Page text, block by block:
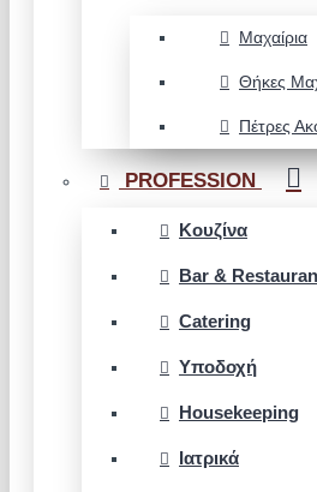
Μαχαίρια
Θήκες
Πέτρες
PROFESSION
Κουζίνα
Bar &
Catering
Υποδοχή
Housekeeping
Ιατρικά